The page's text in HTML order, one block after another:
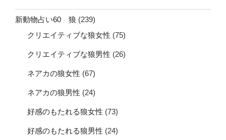
新動物占い60 狼 (239)
クリエイティブな狼女性 (75)
クリエイティブな狼男性 (26)
ネアカの狼女性 (67)
ネアカの狼男性 (24)
好感のもたれる狼女性 (73)
好感のもたれる狼男性 (24)